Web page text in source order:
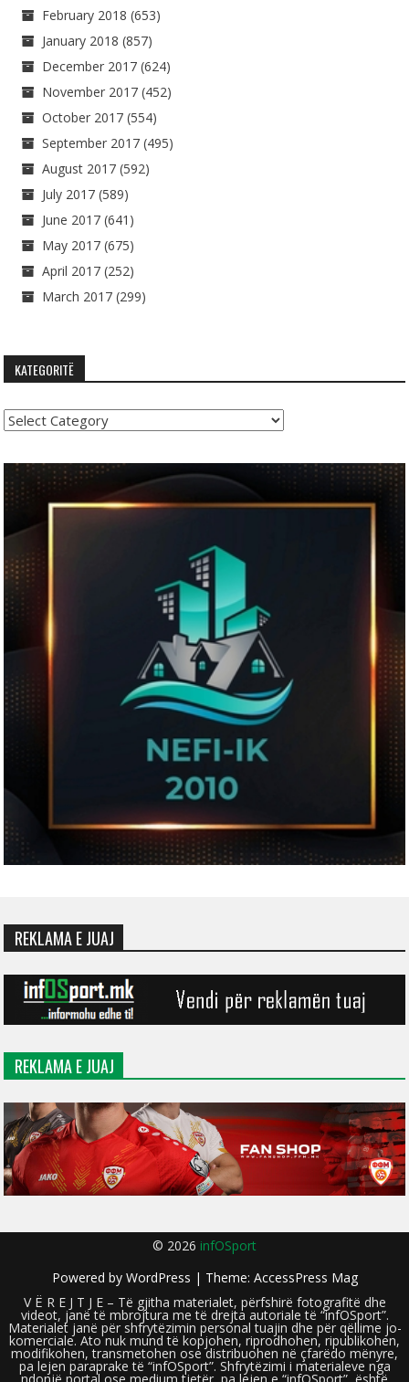
February 2018 (653)
January 2018 (857)
December 2017 (624)
November 2017 (452)
October 2017 (554)
September 2017 (495)
August 2017 (592)
July 2017 (589)
June 2017 (641)
May 2017 (675)
April 2017 (252)
March 2017 (299)
KATEGORITË
Kategoritë
REKLAMA E JUAJ
REKLAMA E JUAJ
© 2026 infOSport
Powered by WordPress | Theme: AccessPress Mag
V Ë R E J T J E – Të gjitha materialet, përfshirë fotografitë dhe
videot, janë të mbrojtura me të drejta autoriale të “infOSport”.
Materialet janë për shfrytëzimin personal tuajin dhe për qëllime jo-
komerciale. Ato nuk mund të kopjohen, riprodhohen, ripublikohen,
modifikohen, transmetohen ose distribuohen në çfarëdo mënyre,
pa lejen paraprake të “infOSport”. Shfrytëzimi i materialeve nga